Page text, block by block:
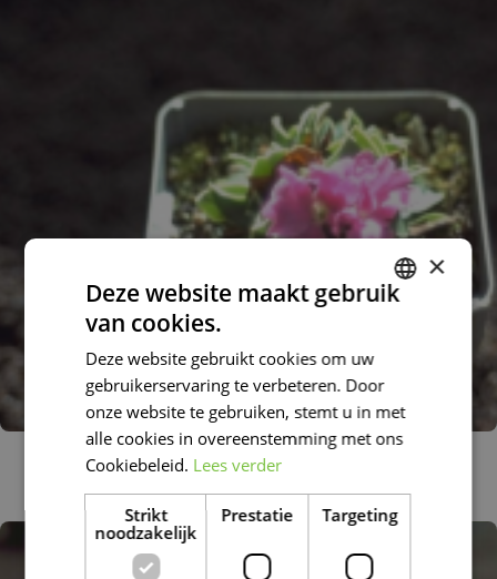
Primula latifolia
×
Deze website maakt gebruik
van cookies.
Deze website gebruikt cookies om uw
gebruikerservaring te verbeteren. Door
onze website te gebruiken, stemt u in met
alle cookies in overeenstemming met ons
Cookiebeleid. Lees verder
Strikt
noodzakelijk
Prestatie Targeting